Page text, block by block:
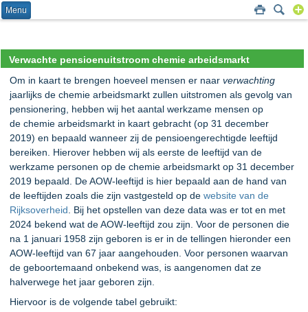
Menu
Verwachte pensioenuitstroom chemie arbeidsmarkt
Om in kaart te brengen hoeveel mensen er naar verwachting
jaarlijks de chemie arbeidsmarkt zullen uitstromen als gevolg van
pensionering, hebben wij het aantal werkzame mensen op
de chemie arbeidsmarkt in kaart gebracht (op 31 december
2019) en bepaald wanneer zij de pensioengerechtigde leeftijd
bereiken. Hierover hebben wij als eerste de leeftijd van de
werkzame personen op de chemie arbeidsmarkt op 31 december
2019 bepaald. De AOW-leeftijd is hier bepaald aan de hand van
de leeftijden zoals die zijn vastgesteld op de website van de
Rijksoverheid . Bij het opstellen van deze data was er tot en met
2024 bekend wat de AOW-leeftijd zou zijn. Voor de personen die
na 1 januari 1958 zijn geboren is er in de tellingen hieronder een
AOW-leeftijd van 67 jaar aangehouden. Voor personen waarvan
de geboortemaand onbekend was, is aangenomen dat ze
halverwege het jaar geboren zijn.
Hiervoor is de volgende tabel gebruikt: